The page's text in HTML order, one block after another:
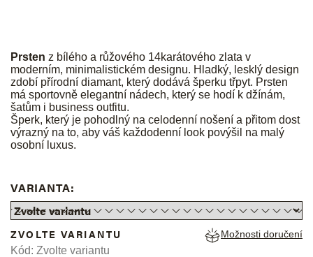
Prsten z bílého a růžového 14karátového zlata v
moderním, minimalistickém designu. Hladký, lesklý design
zdobí přírodní diamant, který dodává šperku třpyt. Prsten
má sportovně elegantní nádech, který se hodí k džínám,
šatům i business outfitu.
Šperk, který je pohodlný na celodenní nošení a přitom dost
výrazný na to, aby váš každodenní look povýšil na malý
osobní luxus.
VARIANTA:
ZVOLTE VARIANTU Možnosti doručení
Kód: Zvolte variantu